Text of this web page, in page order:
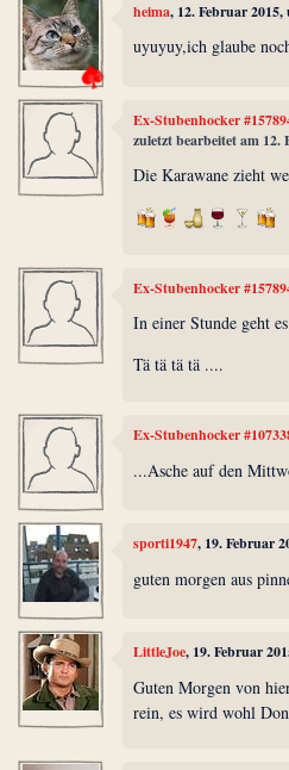
heima, 12. Februar 2015,
uyuyuy,ich glaube
Ex-Stubenhocker
zuletzt bearbeitet am 12.
Die Karawane zieht
Ex-Stubenhocker
In einer Stunde geht
Tä tä tä tä ....
Ex-Stubenhocker
...Asche auf den
sporti1947, 19. Februar
guten morgen aus
LittleJoe, 19. Februar
Guten Morgen von
rein, es wird wohl